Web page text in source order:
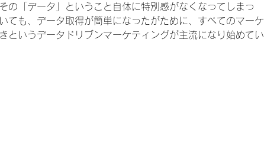
の「データ」ということ自体に特別感がなくなってしまっ
ても、データ取得が簡単になったがために、すべてのマーケ
というデータドリブンマーケティングが主流になり始めてい